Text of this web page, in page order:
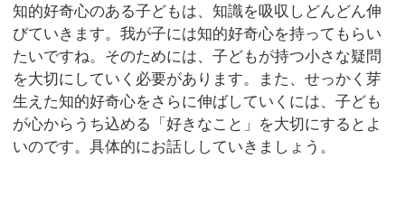
知的好奇心のある子どもは、知識を吸収しどんどん伸
びていきます。我が子には知的好奇心を持ってもらい
たいですね。そのためには、子どもが持つ小さな疑問
を大切にしていく必要があります。また、せっかく芽
生えた知的好奇心をさらに伸ばしていくには、子ども
が心からうち込める「好きなこと」を大切にするとよ
いのです。具体的にお話ししていきましょう。